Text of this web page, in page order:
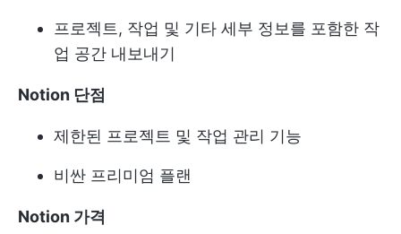
프로젝트, 작업 및 기타 세부 정보를 포함한 작
업 공간 내보내기
Notion 단점
제한된 프로젝트 및 작업 관리 기능
비싼 프리미엄 플랜
Notion 가격